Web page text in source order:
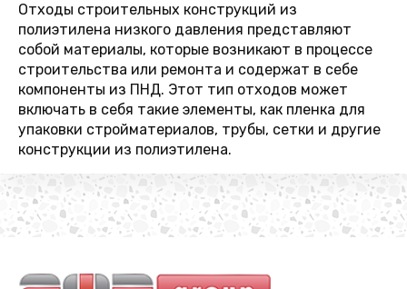
Отходы строительных конструкций из
полиэтилена низкого давления представляют
собой материалы, которые возникают в процессе
строительства или ремонта и содержат в себе
компоненты из ПНД. Этот тип отходов может
включать в себя такие элементы, как пленка для
упаковки стройматериалов, трубы, сетки и другие
конструкции из полиэтилена.